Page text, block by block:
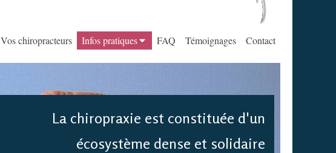
Vos chiropracteurs Infos pratiques FAQ Témoignages Contact
La chiropraxie est constituée d'un
écosystème dense et solidaire